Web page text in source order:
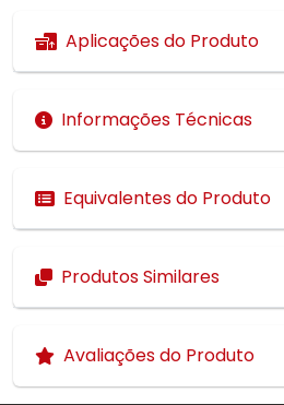
Aplicações do Produto
Informações Técnicas
Equivalentes do Produto
Produtos Similares
Avaliações do Produto